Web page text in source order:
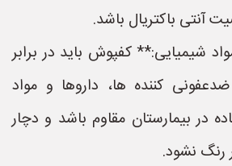
آنتی باکتریال باشد.
شیمیایی:** کفپوش باید در برابر
کننده ها، داروها و مواد
در بیمارستان مقاوم باشد و دچار
رنگ نشود.